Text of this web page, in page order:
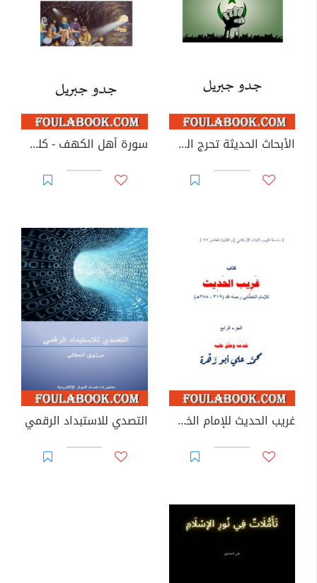
الأبحاث الحديثة تحرج السردية والموروث الإسلاميين التقليدين - الجزء الخامس سورة أهل الكهف - كلب أم ملاك؟
غريب الحديث للإمام الخطابي رحمه الله - الجزء الرابع التصدي للاستبداد الرقمي